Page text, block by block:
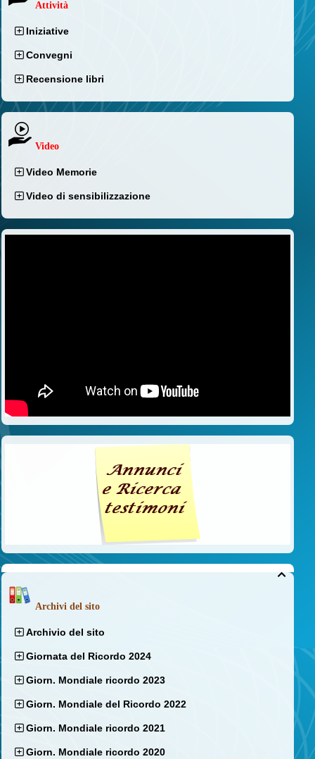
Attività
Iniziative
Convegni
Recensione libri
Video
Video Memorie
Video di sensibilizzazione

Archivi del sito
Archivio del sito
Giornata del Ricordo 2024
Giorn. Mondiale ricordo 2023
Giorn. Mondiale del Ricordo 2022
Giorn. Mondiale ricordo 2021
Giorn. Mondiale ricordo 2020